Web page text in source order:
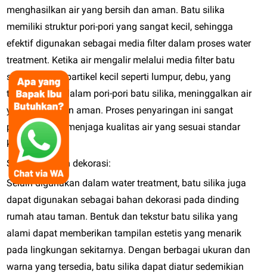
menghasilkan air yang bersih dan aman. Batu silika
memiliki struktur pori-pori yang sangat kecil, sehingga
efektif digunakan sebagai media filter dalam proses water
treatment. Ketika air mengalir melalui media filter batu
silika, partikel-partikel kecil seperti lumpur, debu, yang
terperangkap dalam pori-pori batu silika, meninggalkan air
yang bersih dan aman. Proses penyaringan ini sangat
penting untuk menjaga kualitas air yang sesuai standar
kesehatan.
Sebagai bahan dekorasi:
Selain digunakan dalam water treatment, batu silika juga
dapat digunakan sebagai bahan dekorasi pada dinding
rumah atau taman. Bentuk dan tekstur batu silika yang
alami dapat memberikan tampilan estetis yang menarik
pada lingkungan sekitarnya. Dengan berbagai ukuran dan
warna yang tersedia, batu silika dapat diatur sedemikian